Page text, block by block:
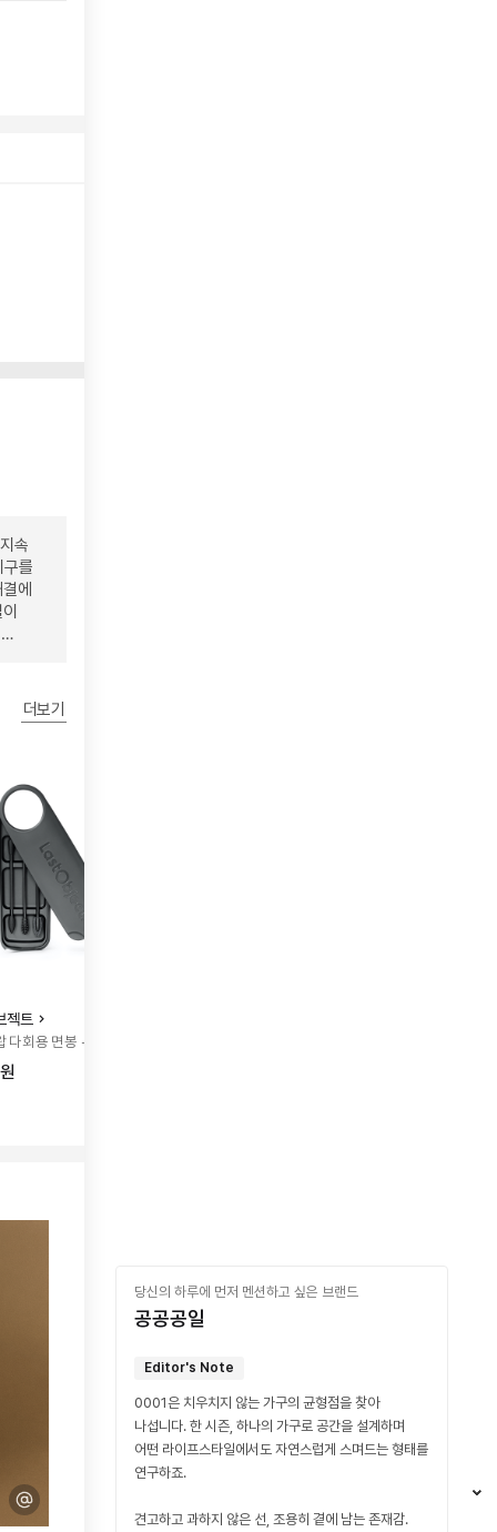
속
를
에
더보기
젝트
다회용 면봉 - 트리오
당신의 하루에 먼저 멘션하고 싶은 브랜드
공공공일
Editor's Note
0001은 치우치지 않는 가구의 균형점을 찾아
나섭니다. 한 시즌, 하나의 가구로 공간을 설계하며
어떤 라이프스타일에서도 자연스럽게 스며드는 형태를
연구하죠.
견고하고 과하지 않은 선, 조용히 곁에 남는 존재감.